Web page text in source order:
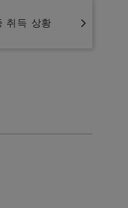
취득 상황